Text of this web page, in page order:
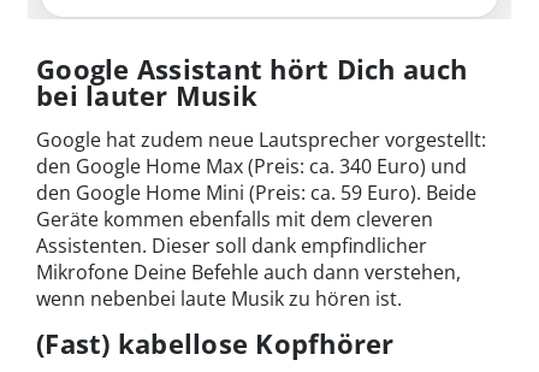
Google Assistant hört Dich auch
bei lauter Musik
Google hat zudem neue Lautsprecher vorgestellt:
den Google Home Max (Preis: ca. 340 Euro) und
den Google Home Mini (Preis: ca. 59 Euro). Beide
Geräte kommen ebenfalls mit dem cleveren
Assistenten. Dieser soll dank empfindlicher
Mikrofone Deine Befehle auch dann verstehen,
wenn nebenbei laute Musik zu hören ist.
(Fast) kabellose Kopfhörer